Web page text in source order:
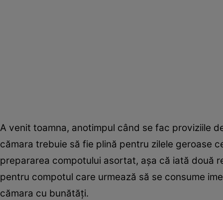
A venit toamna, anotimpul când se fac proviziile
cămara trebuie să fie plină pentru zilele geroase
prepararea compotului asortat, aşa că iată două
pentru compotul care urmează să se consume
cămara cu bunătăţi.